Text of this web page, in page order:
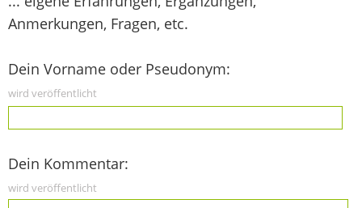
Anmerkungen, Fragen, etc.
Dein Vorname oder Pseudonym:
wird veröffentlicht
Dein Kommentar:
wird veröffentlicht